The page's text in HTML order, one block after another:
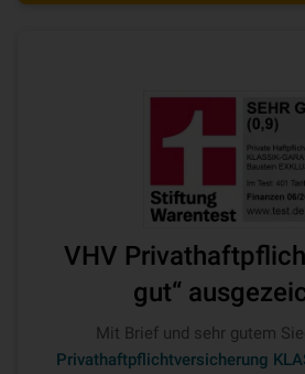
VHV
gut“
Mit Brief und sehr gutem
Privathaftpflichtversicherung